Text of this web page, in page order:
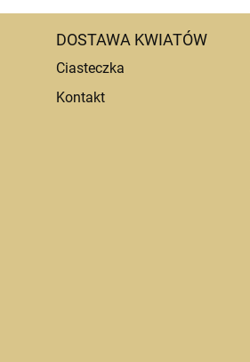
DOSTAWA KWIATÓW
Ciasteczka
Kontakt